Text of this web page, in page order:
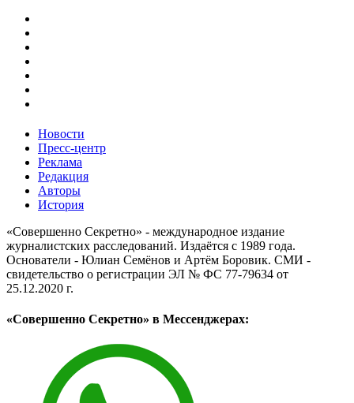
Новости
Пресс-центр
Реклама
Редакция
Авторы
История
«Совершенно Секретно» - международное издание
журналистских расследований. Издаётся с 1989 года.
Основатели - Юлиан Семёнов и Артём Боровик. CМИ -
свидетельство о регистрации ЭЛ № ФС 77-79634 от
25.12.2020 г.
«Совершенно Секретно» в Мессенджерах: